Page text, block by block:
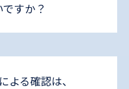
すか？
よる確認は、